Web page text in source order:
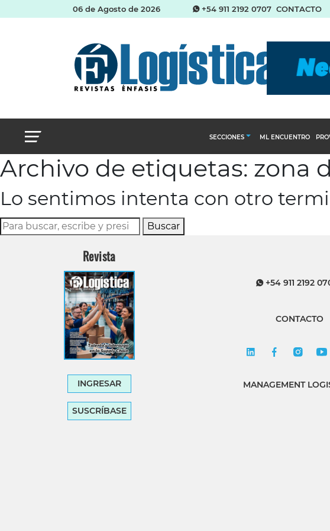
06 de Agosto de 2026 +54 911 2192 0707 CONTACTO
SECCIONES
Abastecimiento y compras
Almacenes e inventarios
ML ENCUENTRO
Archivo de etiquetas: zona
Lo sentimos intenta con otro
Buscar
Revista
INGRESAR
SUSCRÍBASE
+54 911 2192
CONTACTO
MANAGEMENT